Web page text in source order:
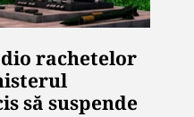
rachetelor
să suspende